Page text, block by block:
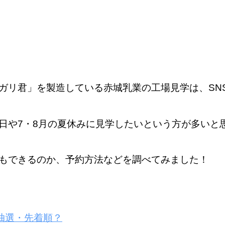
君」を製造している赤城乳業の工場見学は、
や7・8月の夏休みに見学したいという方が多い
きるのか、予約方法などを調べてみました！
・先着順？